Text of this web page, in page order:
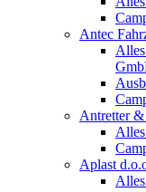
Antec
Antretter
Aplast